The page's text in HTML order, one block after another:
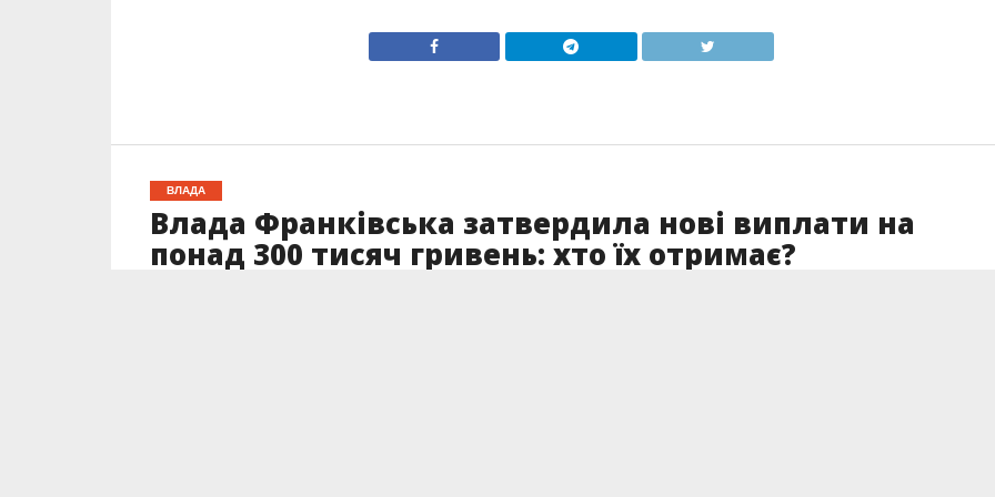
ВЛАДА
Влада Франківська затвердила нові виплати на
понад 300 тисяч гривень: хто їх отримає?